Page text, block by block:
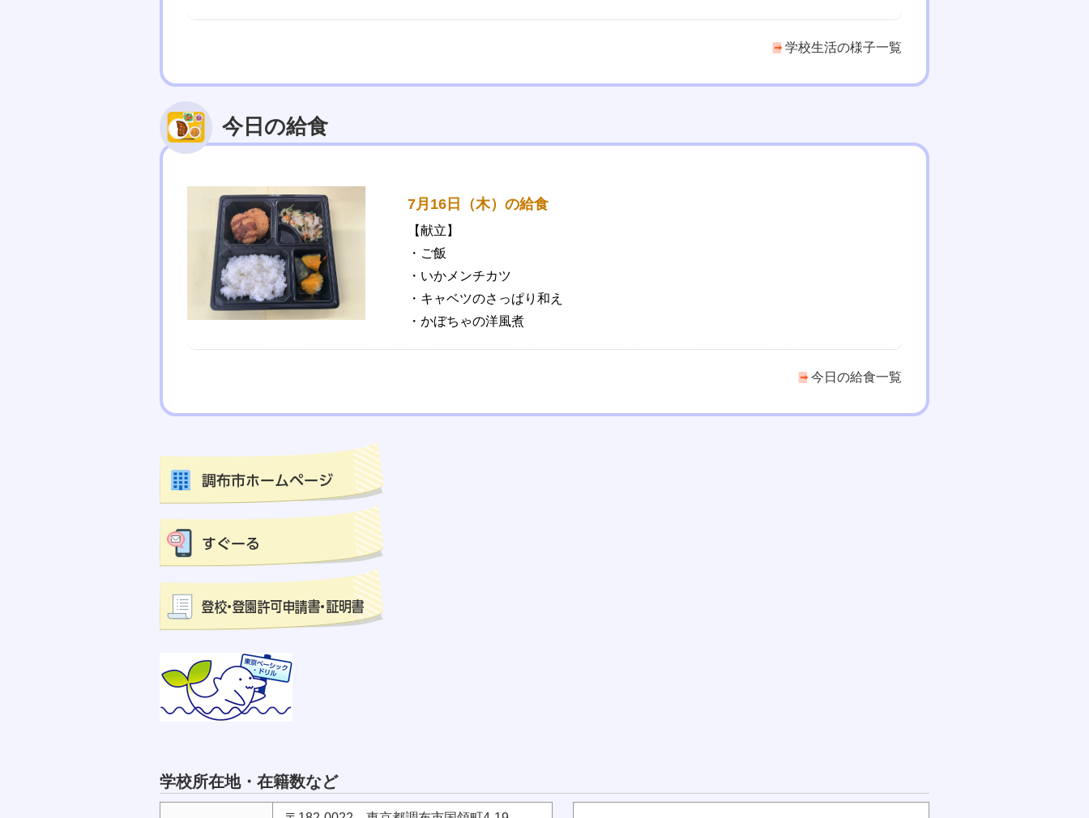
学校生活の様子一覧
今日の給食
7月16日（木）の給食
【献立】
・ご飯
・いかメンチカツ
・キャベツのさっぱり和え
・かぼちゃの洋風煮
今日の給食一覧
学校所在地・在籍数など